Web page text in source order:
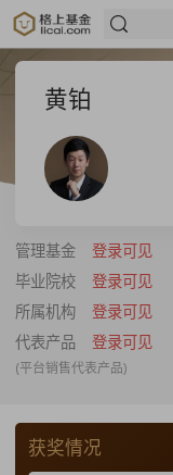
黄铂
管理基金 登录可见
毕业院校
登录可见
所属机构
登录可见
代表产品
登录可见
(平台销售代表产品)
获奖情况